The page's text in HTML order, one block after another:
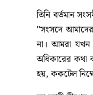
তিনি বর্তমান
"সংসদে
না। আমরা যখন
অধিকারের কথা
হয়, ককটেল